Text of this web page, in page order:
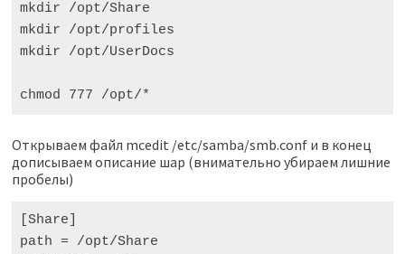
mkdir /opt/Share
mkdir /opt/profiles
mkdir /opt/UserDocs
chmod 777 /opt/*
Открываем файл mcedit /etc/samba/smb.conf и в конец
дописываем описание шар (внимательно убираем лишние
пробелы)
[Share]
path = /opt/Share